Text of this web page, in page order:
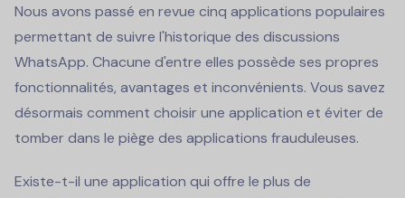
Nous avons passé en revue cinq applications populaires
permettant de suivre l'historique des discussions
WhatsApp. Chacune d'entre elles possède ses propres
fonctionnalités, avantages et inconvénients. Vous savez
désormais comment choisir une application et éviter de
tomber dans le piège des applications frauduleuses.
Existe-t-il une application qui offre le plus de